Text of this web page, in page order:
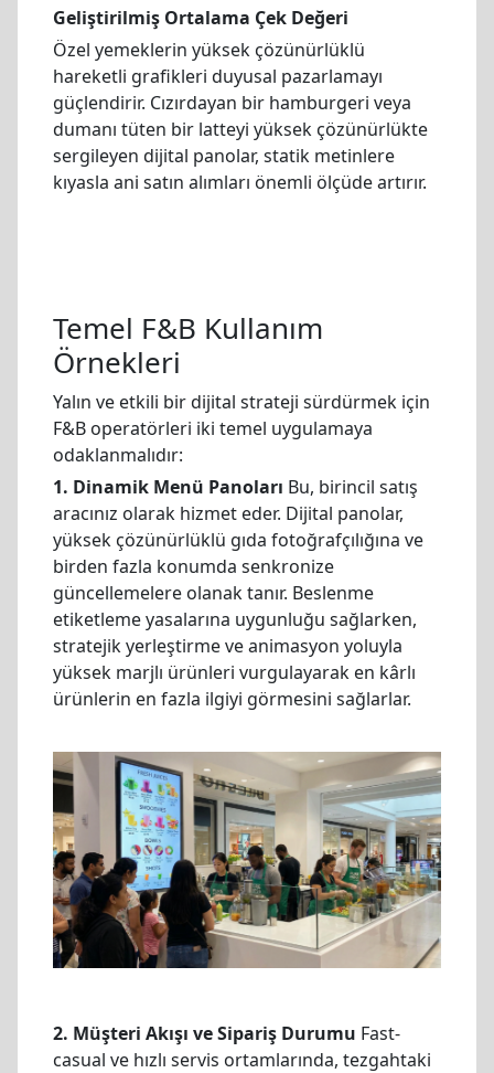
Geliştirilmiş Ortalama Çek Değeri
Özel yemeklerin yüksek çözünürlüklü
hareketli grafikleri duyusal pazarlamayı
güçlendirir. Cızırdayan bir hamburgeri veya
dumanı tüten bir latteyi yüksek çözünürlükte
sergileyen dijital panolar, statik metinlere
kıyasla ani satın alımları önemli ölçüde artırır.
Temel F&B Kullanım
Örnekleri
Yalın ve etkili bir dijital strateji sürdürmek için
F&B operatörleri iki temel uygulamaya
odaklanmalıdır:
1. Dinamik Menü Panoları Bu, birincil satış
aracınız olarak hizmet eder. Dijital panolar,
yüksek çözünürlüklü gıda fotoğrafçılığına ve
birden fazla konumda senkronize
güncellemelere olanak tanır. Beslenme
etiketleme yasalarına uygunluğu sağlarken,
stratejik yerleştirme ve animasyon yoluyla
yüksek marjlı ürünleri vurgulayarak en kârlı
ürünlerin en fazla ilgiyi görmesini sağlarlar.
2. Müşteri Akışı ve Sipariş Durumu Fast-
casual ve hızlı servis ortamlarında, tezgahtaki